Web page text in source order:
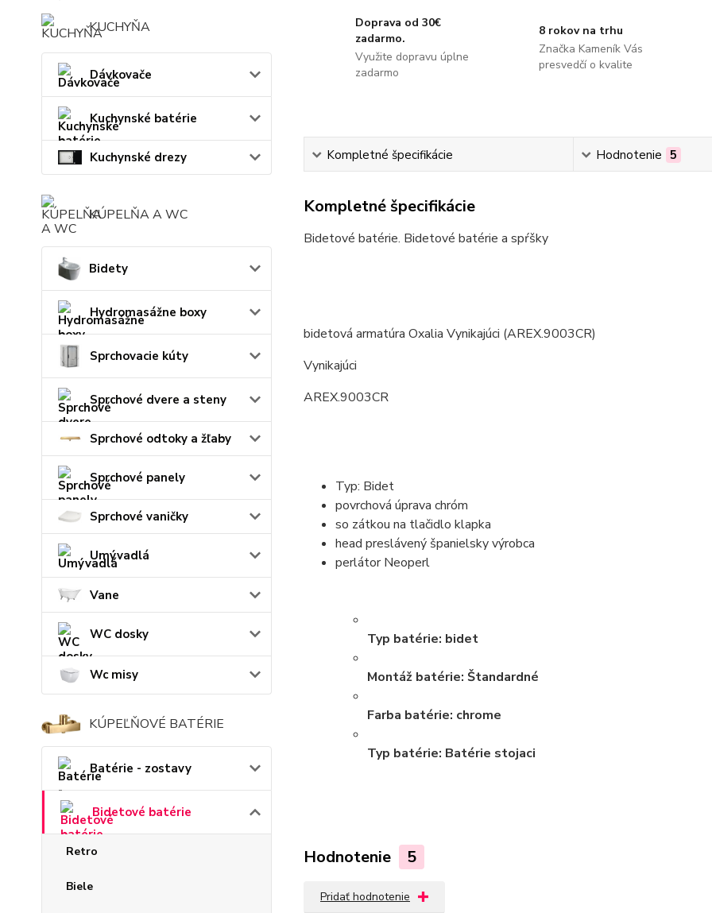
KUCHYŇA
Dávkovače
Kuchynské batérie
Kuchynské drezy
KÚPELŇA A WC
Bidety
Hydromasážne boxy
Sprchovacie kúty
Sprchové dvere a steny
Sprchové odtoky a žľaby
Sprchové panely
Sprchové vaničky
Umývadlá
Vane
WC dosky
Wc misy
KÚPEĽŇOVÉ BATÉRIE
Batérie - zostavy
Bidetové batérie
Retro
Biele
Doprava od 30€
zadarmo.
Využite dopravu úplne
zadarmo
8 rokov na trhu
Značka Kameník Vás
presvedčí o kvalite
Kompletné špecifikácie Hodnotenie 5
Kompletné špecifikácie
Bidetové batérie. Bidetové batérie a spŕšky
bidetová armatúra Oxalia Vynikajúci (AREX.9003CR)
Vynikajúci
AREX.9003CR
Typ: Bidet
povrchová úprava chróm
so zátkou na tlačidlo klapka
head preslávený španielsky výrobca
perlátor Neoperl
Typ batérie: bidet
Montáž batérie: Štandardné
Farba batérie: chrome
Typ batérie: Batérie stojaci
Hodnotenie 5
Pridať hodnotenie